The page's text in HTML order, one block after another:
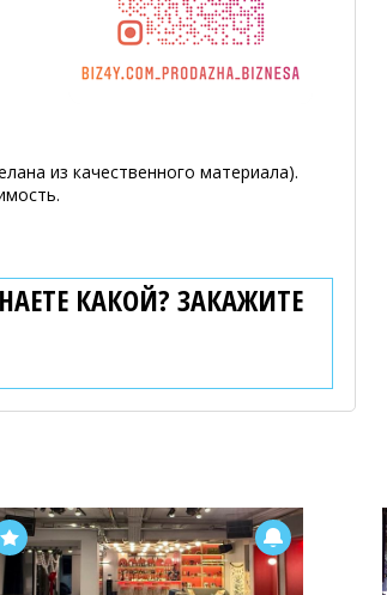
из качественного материала).
КАКОЙ? ЗАКАЖИТЕ